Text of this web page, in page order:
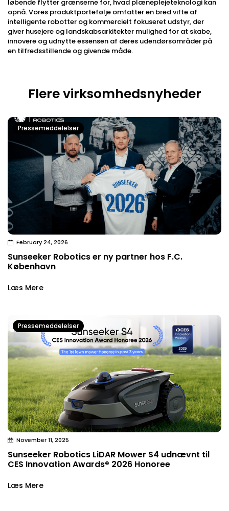
løbende flytter grænserne for, hvad plæneplejeteknologi kan
opnå. Vores produktportefølje omfatter en bred vifte af
intelligente robotter og kommercielt fokuseret udstyr, der
giver husejere og landskabsarkitekter mulighed for at skabe,
innovere og udnytte essensen af ​​deres udendørsområder på
en tilfredsstillende og givende måde.
Flere virksomhedsnyheder
Pressemeddelelser
February 24, 2026
Sunseeker Robotics er ny partner hos F.C.
København
Læs Mere
Pressemeddelelser
November 11, 2025
Sunseeker Robotics LiDAR Mower S4 udnævnt til
CES Innovation Awards® 2026 Honoree
Læs Mere